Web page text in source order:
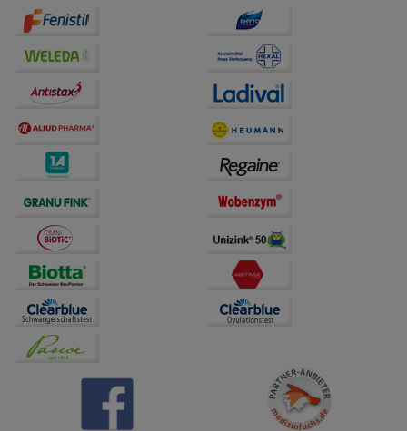
Drittseiten möglichst relevant für Sie zu gestalten.
Bitte beachten Sie, dass Daten hierfür teilweise an
Dritte wie z.B. Google oder soziale Medien